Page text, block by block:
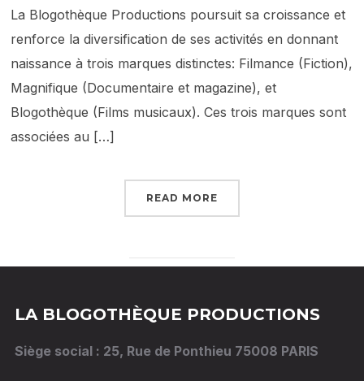
La Blogothèque Productions poursuit sa croissance et
renforce la diversification de ses activités en donnant
naissance à trois marques distinctes: Filmance (Fiction),
Magnifique (Documentaire et magazine), et
Blogothèque (Films musicaux). Ces trois marques sont
associées au […]
READ MORE
LA BLOGOTHÈQUE PRODUCTIONS
Siège social : 25, Rue de Ponthieu 75008 PARIS